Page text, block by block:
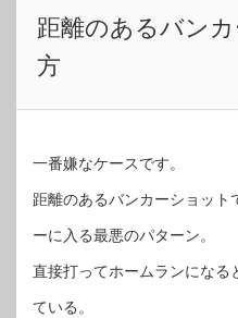
距離のあるバン
方
一番嫌なケースです。
距離のあるバンカーショット
ーに入る最悪のパターン。
直接打ってホームランになる
ている。